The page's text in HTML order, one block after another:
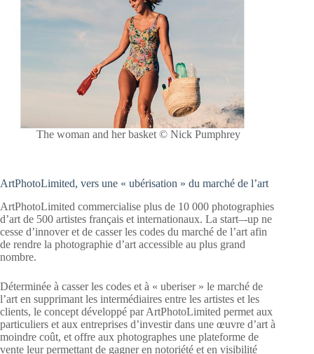
The woman and her basket © Nick Pumphrey
ArtPhotoLimited, vers une « ubérisation » du marché de l’art
ArtPhotoLimited commercialise plus de 10 000 photographies
d’art de 500 artistes français et internationaux. La start–‐up ne
cesse d’innover et de casser les codes du marché de l’art afin
de rendre la photographie d’art accessible au plus grand
nombre.
Déterminée à casser les codes et à « uberiser » le marché de
l’art en supprimant les intermédiaires entre les artistes et les
clients, le concept développé par ArtPhotoLimited permet aux
particuliers et aux entreprises d’investir dans une œuvre d’art à
moindre coût, et offre aux photographes une plateforme de
vente leur permettant de gagner en notoriété et en visibilité